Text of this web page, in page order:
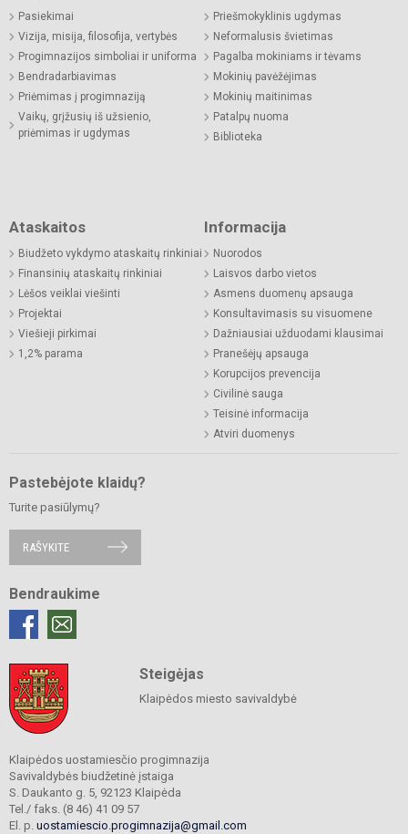
Pasiekimai
Vizija, misija, filosofija, vertybės
Progimnazijos simboliai ir uniforma
Bendradarbiavimas
Priėmimas į progimnaziją
Vaikų, grįžusių iš užsienio,
priėmimas ir ugdymas
Priešmokyklinis ugdymas
Neformalusis švietimas
Pagalba mokiniams ir tėvams
Mokinių pavėžėjimas
Mokinių maitinimas
Patalpų nuoma
Biblioteka
Ataskaitos
Biudžeto vykdymo ataskaitų rinkiniai
Finansinių ataskaitų rinkiniai
Lėšos veiklai viešinti
Projektai
Viešieji pirkimai
1,2% parama
Informacija
Nuorodos
Laisvos darbo vietos
Asmens duomenų apsauga
Konsultavimasis su visuomene
Dažniausiai užduodami klausimai
Pranešėjų apsauga
Korupcijos prevencija
Civilinė sauga
Teisinė informacija
Atviri duomenys
Pastebėjote klaidų?
Turite pasiūlymų?
RAŠYKITE
Bendraukime
Steigėjas
Klaipėdos miesto savivaldybė
Klaipėdos uostamiesčio progimnazija
Savivaldybės biudžetinė įstaiga
S. Daukanto g. 5, 92123 Klaipėda
Tel./ faks. (8 46) 41 09 57
El. p. uostamiescio.progimnazija@gmail.com